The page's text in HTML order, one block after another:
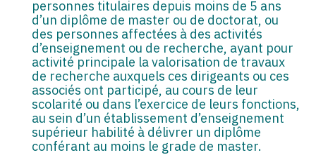
personnes titulaires depuis moins de 5 ans
d’un diplôme de master ou de doctorat, ou
des personnes affectées à des activités
d’enseignement ou de recherche, ayant pour
activité principale la valorisation de travaux
de recherche auxquels ces dirigeants ou ces
associés ont participé, au cours de leur
scolarité ou dans l’exercice de leurs fonctions,
au sein d’un établissement d’enseignement
supérieur habilité à délivrer un diplôme
conférant au moins le grade de master.